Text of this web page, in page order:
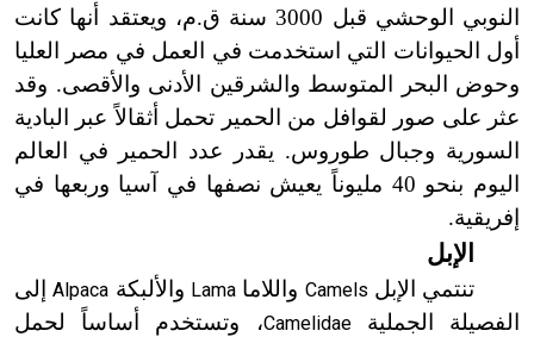
النوبي الوحشي قبل 3000 سنة ق.م، ويعتقد أنها كانت
أول الحيوانات التي استخدمت في العمل في مصر العليا
وحوض البحر المتوسط والشرقين الأدنى والأقصى. وقد
عثر على صور لقوافل من الحمير تحمل أثقالاً عبر البادية
السورية وجبال طوروس. يقدر عدد الحمير في العالم
اليوم بنحو 40 مليوناً يعيش نصفها في آسيا وربعها في
إفريقية.
الإبل
تنتمي الإبل Camels واللاماLama والألبكة Alpacaإلى
الفصيلة الجمليةCamelidae، وتستخدم أساساً لحمل